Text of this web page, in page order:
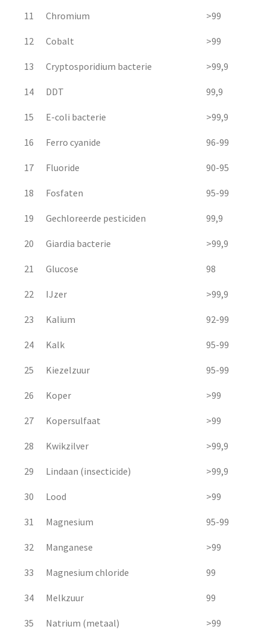
11 Chromium >99
12 Cobalt >99
13 Cryptosporidium bacterie >99,9
14 DDT 99,9
15 E-coli bacterie >99,9
16 Ferro cyanide 96-99
17 Fluoride 90-95
18 Fosfaten 95-99
19 Gechloreerde pesticiden 99,9
20 Giardia bacterie >99,9
21 Glucose 98
22 IJzer >99,9
23 Kalium 92-99
24 Kalk 95-99
25 Kiezelzuur 95-99
26 Koper >99
27 Kopersulfaat >99
28 Kwikzilver >99,9
29 Lindaan (insecticide) >99,9
30 Lood >99
31 Magnesium 95-99
32 Manganese >99
33 Magnesium chloride 99
34 Melkzuur 99
35 Natrium (metaal) >99